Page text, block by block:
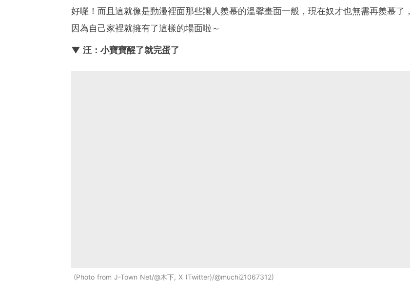
好囉！而且這就像是動漫裡面那些讓人羨慕的溫馨畫面一般，現在奴才也無需再羨慕了，
因為自己家裡就擁有了這樣的場面啦～
▼ 汪：小寶寶醒了就完蛋了
Photo from J-Town Net/@木下, X (Twitter)/@muchi21067312